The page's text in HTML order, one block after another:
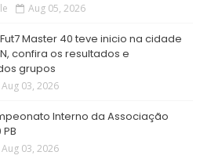
Aug 05, 2026
Fut7 Master 40 teve inicio na cidade
confira os resultados e
grupos
Aug 03, 2026
Interno da Associação
Aug 03, 2026